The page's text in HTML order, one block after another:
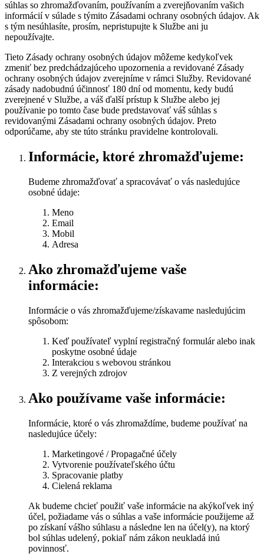
súhlas so zhromažďovaním, používaním a zverejňovaním vašich
informácií v súlade s týmito Zásadami ochrany osobných údajov. Ak
s tým nesúhlasíte, prosím, nepristupujte k Službe ani ju
nepoužívajte.
Tieto Zásady ochrany osobných údajov môžeme kedykoľvek
zmeniť bez predchádzajúceho upozornenia a revidované Zásady
ochrany osobných údajov zverejníme v rámci Služby. Revidované
zásady nadobudnú účinnosť 180 dní od momentu, kedy budú
zverejnené v Službe, a váš ďalší prístup k Službe alebo jej
používanie po tomto čase bude predstavovať váš súhlas s
revidovanými Zásadami ochrany osobných údajov. Preto
odporúčame, aby ste túto stránku pravidelne kontrolovali.
Informácie, ktoré zhromažďujeme:
Budeme zhromažďovať a spracovávať o vás nasledujúce
osobné údaje:
Meno
Email
Mobil
Adresa
Ako zhromažďujeme vaše
informácie:
Informácie o vás zhromažďujeme/získavame nasledujúcim
spôsobom:
Keď používateľ vyplní registračný formulár alebo inak
poskytne osobné údaje
Interakciou s webovou stránkou
Z verejných zdrojov
Ako používame vaše informácie:
Informácie, ktoré o vás zhromaždíme, budeme používať na
nasledujúce účely:
Marketingové / Propagačné účely
Vytvorenie používateľského účtu
Spracovanie platby
Cielená reklama
Ak budeme chcieť použiť vaše informácie na akýkoľvek iný
účel, požiadame vás o súhlas a vaše informácie použijeme až
po získaní vášho súhlasu a následne len na účel(y), na ktorý
bol súhlas udelený, pokiaľ nám zákon neukladá inú
povinnosť.